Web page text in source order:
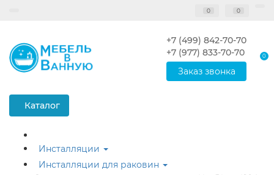
0 0
+7 (499) 842-70-70
+7 (977) 833-70-70
Заказ звонка
0
Каталог
Инсталляции
Инсталляции для раковин